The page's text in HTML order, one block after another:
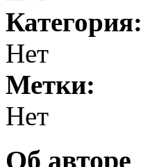
Категория:
Нет
Метки:
Нет
Об авторе